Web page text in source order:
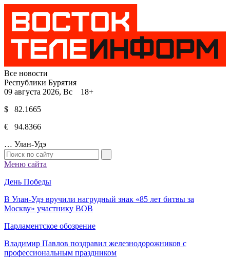
Все новости
Республики Бурятия
09 августа 2026, Вс 18+
$ 82.1665
€ 94.8366
… Улан-Удэ
Меню сайта
День Победы
В Улан-Удэ вручили нагрудный знак «85 лет битвы за
Москву» участнику ВОВ
Парламентское обозрение
Владимир Павлов поздравил железнодорожников с
профессиональным праздником